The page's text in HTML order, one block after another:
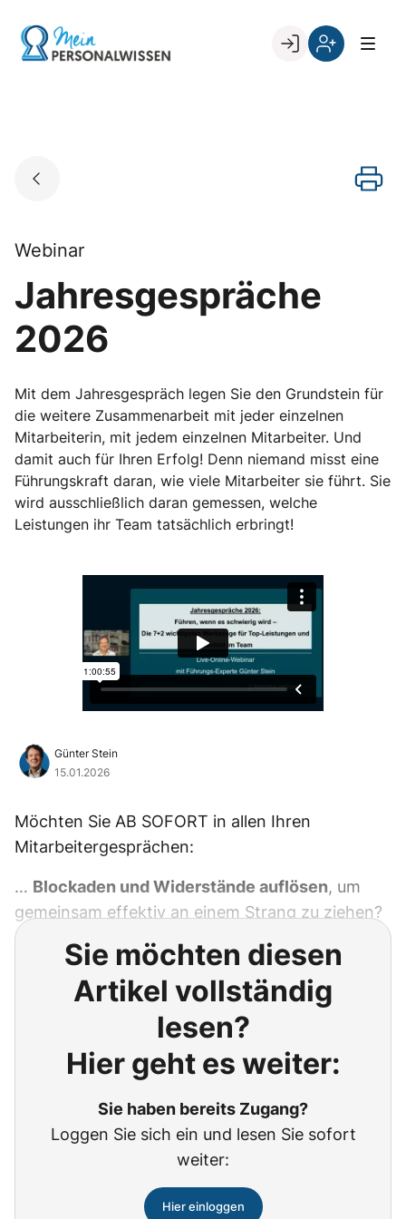
content
Go to landing page.
Webinar
Jahresgespräche
2026
Mit dem Jahresgespräch legen Sie den Grundstein für
die weitere Zusammenarbeit mit jeder einzelnen
Mitarbeiterin, mit jedem einzelnen Mitarbeiter. Und
damit auch für Ihren Erfolg! Denn niemand misst eine
Führungskraft daran, wie viele Mitarbeiter sie führt. Sie
wird ausschließlich daran gemessen, welche
Leistungen ihr Team tatsächlich erbringt!
Günter Stein
15.01.2026
Möchten Sie AB SOFORT in allen Ihren
Mitarbeitergesprächen:
… Blockaden und Widerstände auflösen, um
gemeinsam effektiv an einem Strang zu ziehen?
Sie möchten diesen
Artikel vollständig
lesen?
Hier geht es weiter:
Sie haben bereits Zugang?
Loggen Sie sich ein und lesen Sie sofort
weiter:
Hier einloggen